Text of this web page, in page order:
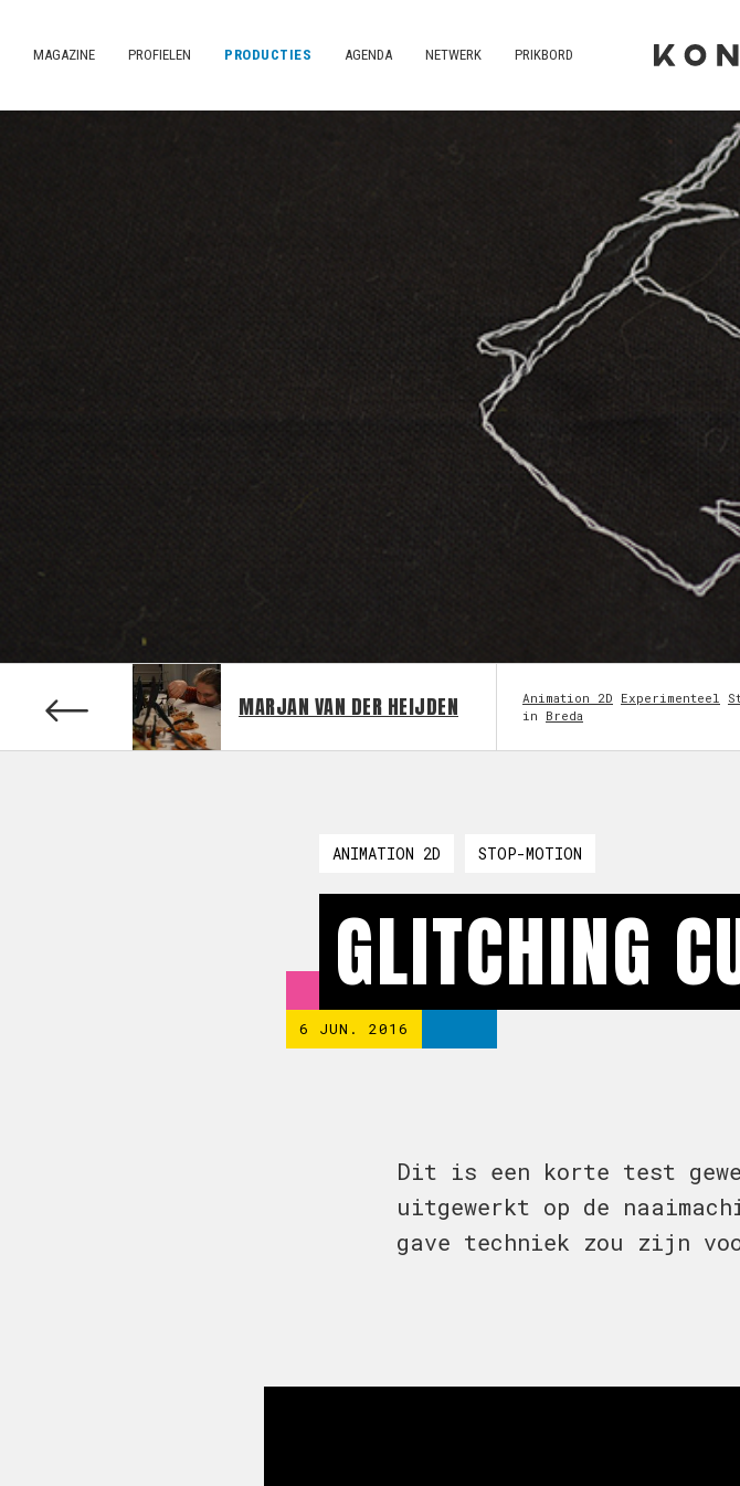
MAGAZINE PROFIELEN PRODUCTIES AGENDA NETWERK PRIKBORD
MARJAN VAN DER HEIJDEN Animation 2D Experimenteel
in Breda
ANIMATION 2D STOP-MOTION
GLITCHING
6 JUN. 2016
Dit is een korte test
uitgewerkt op de
gave techniek zou zijn